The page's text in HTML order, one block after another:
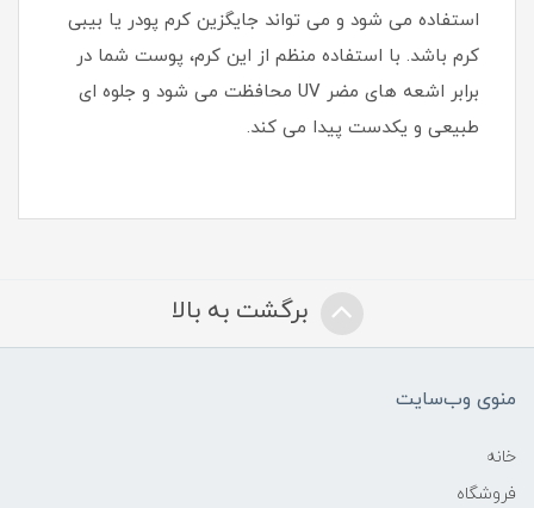
استفاده می شود و می تواند جایگزین کرم پودر یا بیبی
کرم باشد. با استفاده منظم از این کرم، پوست شما در
برابر اشعه های مضر UV محافظت می شود و جلوه ای
طبیعی و یکدست پیدا می کند.
برگشت به بالا
منوی وب‌سایت
خانه
فروشگاه